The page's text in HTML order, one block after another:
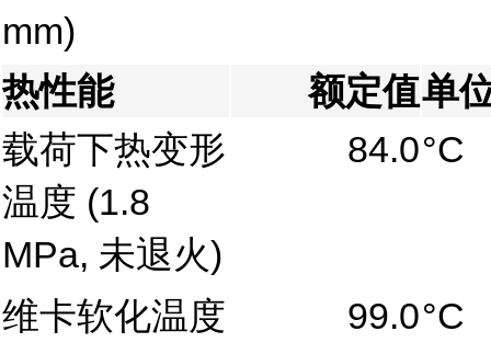
mm)
热性能 额定值单
载荷下热变形
温度 (1.8
MPa, 未退火)
84.0°C
维卡软化温度 99.0°C